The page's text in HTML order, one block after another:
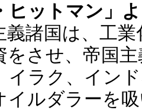
ヒットマン」
諸国は、工業
をさせ、帝国
イラク、イン
イルダラーを